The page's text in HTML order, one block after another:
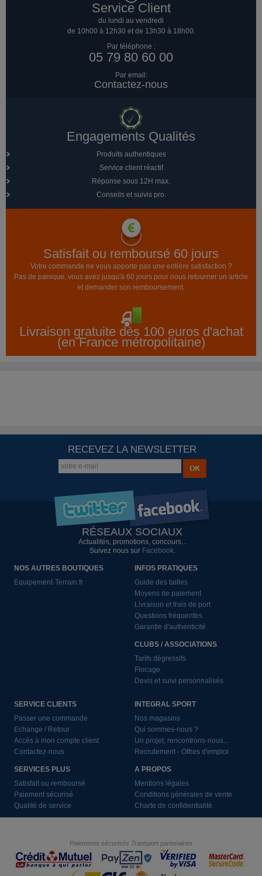
Service Client
du lundi au vendredi
de 10h00 à 12h30 et de 13h30 à 18h00.
Par téléphone :
05 79 80 60 00
Par email:
Contactez-nous
Engagements Qualités
Produits authentiques
Service client réactif
Réponse sous 12H max.
Conseils et suivis pro.
Satisfait ou remboursé 60 jours
Votre commande ne vous apporte pas une entière satisfaction ?
Pas de panique, vous avez jusqu'à 60 jours pour nous retourner un article
et demander son remboursement.
Livraison gratuite dès 100 euros d'achat
(en France métropolitaine)
RECEVEZ LA NEWSLETTER
RÉSEAUX SOCIAUX
Actualités, promotions, concours...
Suivez nous sur Facebook.
NOS AUTRES BOUTIQUES
Equipement-Terrain.fr
INFOS PRATIQUES
Guide des tailles
Moyens de paiement
Livraison et frais de port
Questions fréquentes
Garantie d'authenticité
CLUBS / ASSOCIATIONS
Tarifs dégressifs
Flocage
Devis et suivi personnalisés
SERVICE CLIENTS
Passer une commande
Echange / Retour
Accès à mon compte client
Contactez-nous
SERVICES PLUS
Satisfait ou remboursé
Paiement sécurisé
Qualité de service
INTEGRAL SPORT
Nos magasins
Qui sommes-nous ?
Un projet, rencontrons-nous...
Recrutement - Offres d'emploi
A PROPOS
Mentions légales
Conditions générales de vente
Charte de confidentialité
Paiements sécurisés Transport partenaires